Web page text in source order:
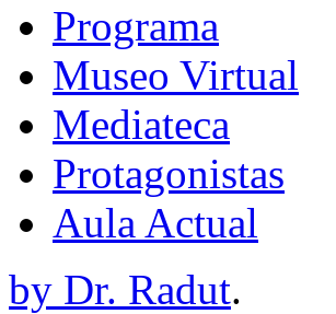
Programa
Museo Virtual
Mediateca
Protagonistas
Aula Actual
by Dr. Radut.